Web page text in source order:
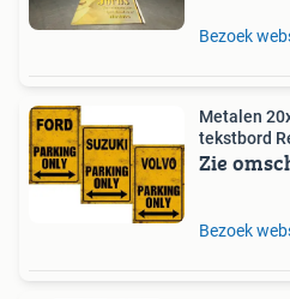
Bezoek
Metalen
tekstbord
Zie
Bezoek